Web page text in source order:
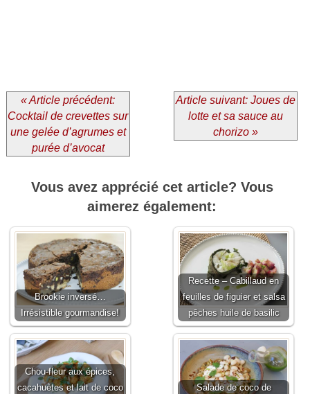
« Article précédent:
Cocktail de crevettes sur
une gelée d’agrumes et
purée d’avocat
Article suivant: Joues de
lotte et sa sauce au
chorizo »
Vous avez apprécié cet article? Vous
aimerez également:
Brookie inversé…
Irrésistible gourmandise!
Recette – Cabillaud en
feuilles de figuier et salsa
pêches huile de basilic
Chou-fleur aux épices,
cacahuètes et lait de coco
Salade de coco de